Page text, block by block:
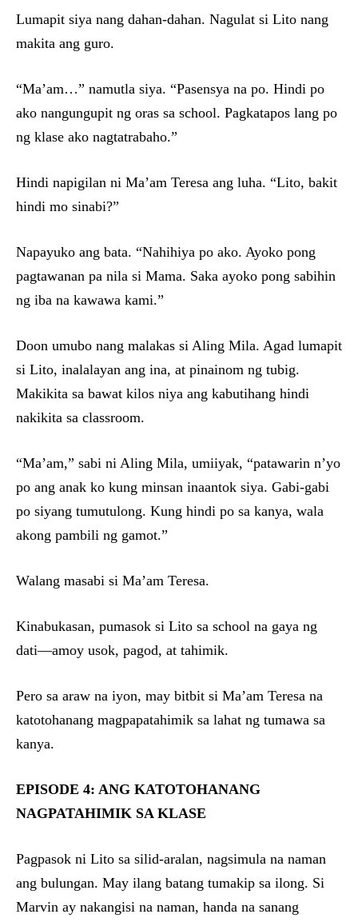
Lumapit siya nang dahan-dahan. Nagulat si Lito nang
makita ang guro.
“Ma’am…” namutla siya. “Pasensya na po. Hindi po
ako nangungupit ng oras sa school. Pagkatapos lang po
ng klase ako nagtatrabaho.”
Hindi napigilan ni Ma’am Teresa ang luha. “Lito, bakit
hindi mo sinabi?”
Napayuko ang bata. “Nahihiya po ako. Ayoko pong
pagtawanan pa nila si Mama. Saka ayoko pong sabihin
ng iba na kawawa kami.”
Doon umubo nang malakas si Aling Mila. Agad lumapit
si Lito, inalalayan ang ina, at pinainom ng tubig.
Makikita sa bawat kilos niya ang kabutihang hindi
nakikita sa classroom.
“Ma’am,” sabi ni Aling Mila, umiiyak, “patawarin n’yo
po ang anak ko kung minsan inaantok siya. Gabi-gabi
po siyang tumutulong. Kung hindi po sa kanya, wala
akong pambili ng gamot.”
Walang masabi si Ma’am Teresa.
Kinabukasan, pumasok si Lito sa school na gaya ng
dati—amoy usok, pagod, at tahimik.
Pero sa araw na iyon, may bitbit si Ma’am Teresa na
katotohanang magpapatahimik sa lahat ng tumawa sa
kanya.
EPISODE 4: ANG KATOTOHANANG
NAGPATAHIMIK SA KLASE
Pagpasok ni Lito sa silid-aralan, nagsimula na naman
ang bulungan. May ilang batang tumakip sa ilong. Si
Marvin ay nakangisi na naman, handa na sanang